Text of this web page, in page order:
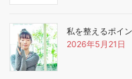
私を整えるポイ
2026年5月21日